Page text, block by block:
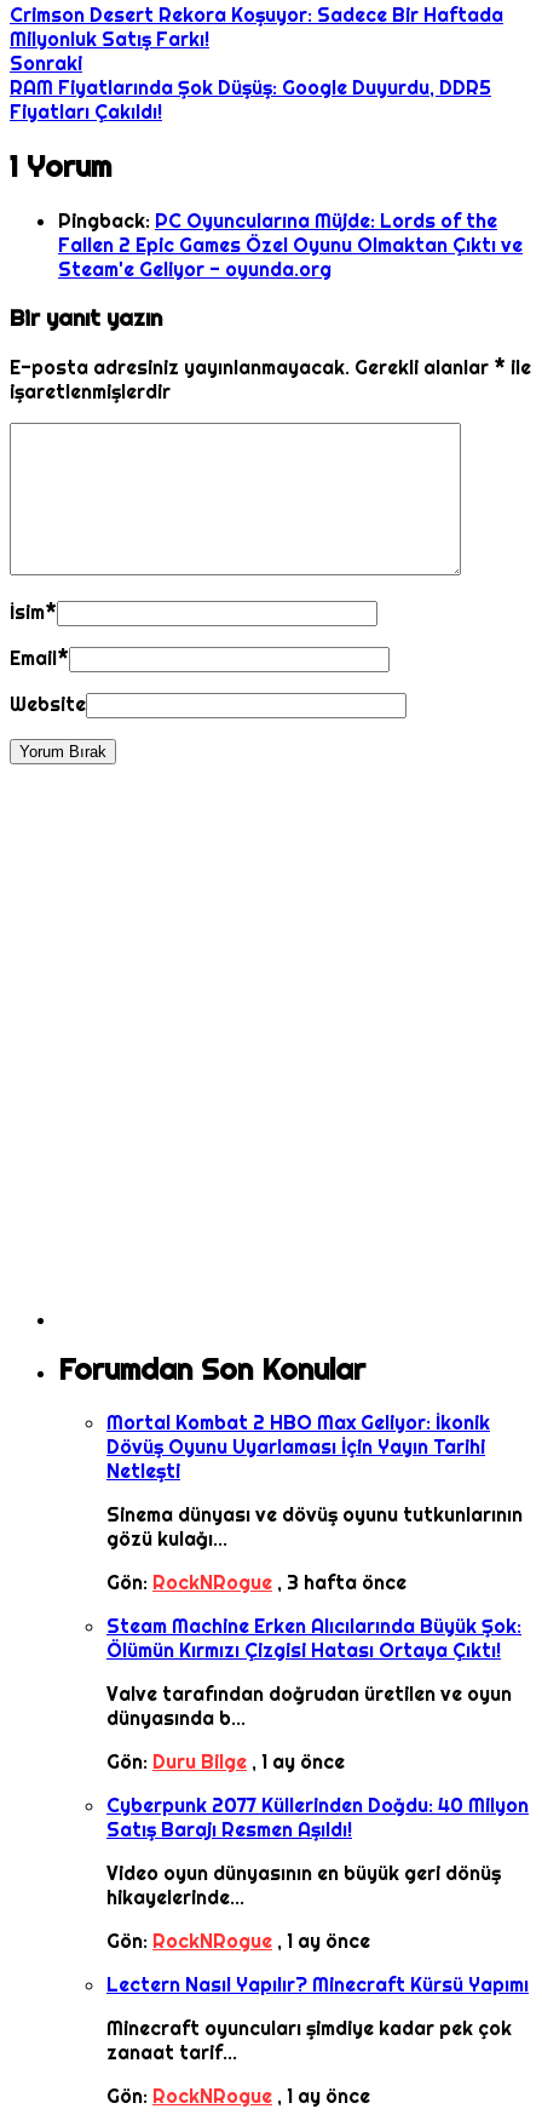
Crimson Desert Rekora Koşuyor: Sadece Bir Haftada
Milyonluk Satış Farkı!
Sonraki
RAM Fiyatlarında Şok Düşüş: Google Duyurdu, DDR5
Fiyatları Çakıldı!
1 Yorum
Pingback: PC Oyuncularına Müjde: Lords of the
Fallen 2 Epic Games Özel Oyunu Olmaktan Çıktı ve
Steam'e Geliyor - oyunda.org
Bir yanıt yazın
E-posta adresiniz yayınlanmayacak. Gerekli alanlar * ile
işaretlenmişlerdir
İsim*
Email*
Website
Forumdan Son Konular
Mortal Kombat 2 HBO Max Geliyor: İkonik
Dövüş Oyunu Uyarlaması İçin Yayın Tarihi
Netleşti
Sinema dünyası ve dövüş oyunu tutkunlarının
gözü kulağı...
Gön: RockNRogue , 3 hafta önce
Steam Machine Erken Alıcılarında Büyük Şok:
Ölümün Kırmızı Çizgisi Hatası Ortaya Çıktı!
Valve tarafından doğrudan üretilen ve oyun
dünyasında b...
Gön: Duru Bilge , 1 ay önce
Cyberpunk 2077 Küllerinden Doğdu: 40 Milyon
Satış Barajı Resmen Aşıldı!
Video oyun dünyasının en büyük geri dönüş
hikayelerinde...
Gön: RockNRogue , 1 ay önce
Lectern Nasıl Yapılır? Minecraft Kürsü Yapımı
Minecraft oyuncuları şimdiye kadar pek çok
zanaat tarif...
Gön: RockNRogue , 1 ay önce